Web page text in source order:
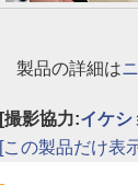
製品の詳細は
[撮影協力:イケシ
[この製品だけ表